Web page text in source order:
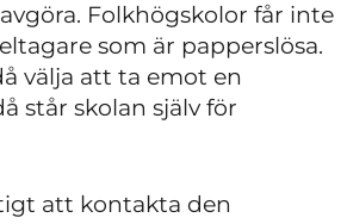
Folkhögskolor får inte
som är papperslösa.
välja att ta emot en
står skolan själv för
att kontakta den